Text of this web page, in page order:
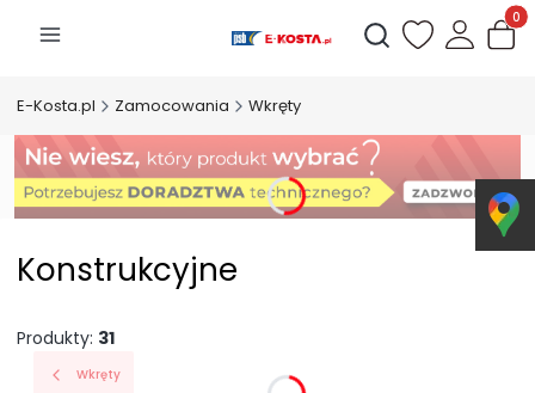
Otwórz wyszukiwarkę
E-Kosta.pl Zamocowania Wkręty
Konstrukcyjne
Produkty: 31
Wkręty